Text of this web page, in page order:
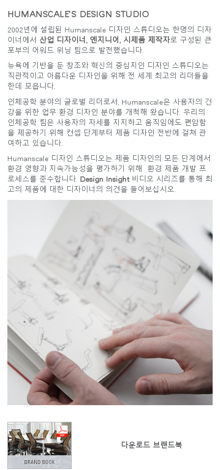
HUMANSCALE'S DESIGN STUDIO
2002년에 설립된 Humanscale 디자인 스튜디오는 한명의 디자
이너에서 산업 디자이너, 엔지니어, 시제품 제작자로 구성된 큰
포부의 어워드 위닝 팀으로 발전했습니다.
뉴욕에 기반을 둔 창조와 혁신의 중심지인 디자인 스튜디오는
직관적이고 아름다운 디자인을 위해 전 세계 최고의 리더들을
한데 모읍니다.
인체공학 분야의 글로벌 리더로서, Humanscale은 사용자의 건
강을 위한 업무 환경 디자인 분야를 개척해 왔습니다. 우리의
인체공학 팀은 사용자의 자세를 지지하고 움직임에도 편암함
을 제공하기 위해 컨셉 단계부터 제품 디자인 전반에 걸쳐 관
여하고 있습니다.
Humanscale 디자인 스튜디오는 제품 디자인의 모든 단계에서
환경 영향과 지속가능성을 평가하기 위해 환경 제품 개발 프
로세스를 준수합니다. Design Insight 비디오 시리즈를 통해 최
고의 제품에 대한 디자이너의 의견을 들어보십시오.
다운로드 브랜드북